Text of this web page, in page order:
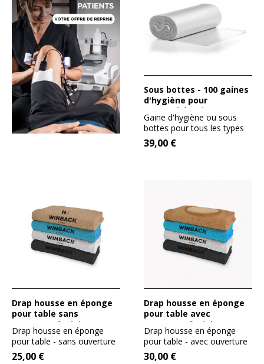
Sous bottes - 100 gaines
d'hygiène pour
pressothérapie
Gaine d'hygiène ou sous
bottes pour tous les types
d'appareils de...
39,00 €
Drap housse en éponge
pour table sans
ouverture faciale
Drap housse en éponge
pour table - sans ouverture
faciale - grande qualité -...
25,00 €
Drap housse en éponge
pour table avec
ouverture faciale
Drap housse en éponge
pour table - avec ouverture
faciale ovale - grande...
30,00 €